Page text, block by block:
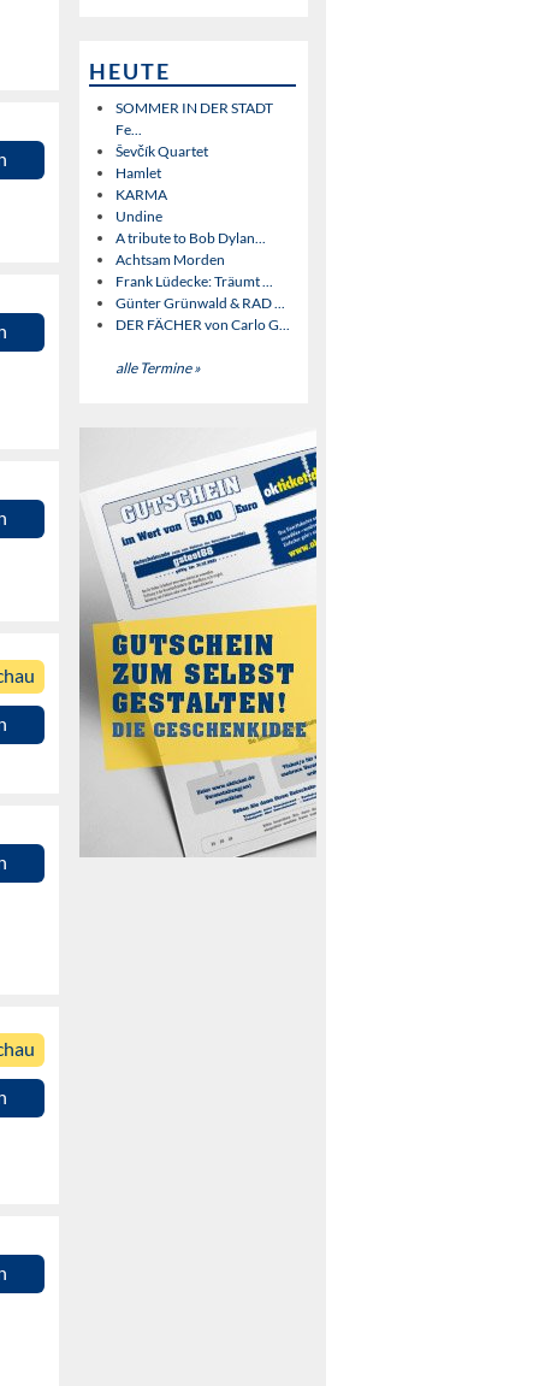
HEUTE
SOMMER IN DER STADT
Fe...
Ševčík Quartet
Hamlet
KARMA
Undine
A tribute to Bob Dylan...
Achtsam Morden
Frank Lüdecke: Träumt ...
Günter Grünwald & RAD ...
DER FÄCHER von Carlo G...
alle Termine »